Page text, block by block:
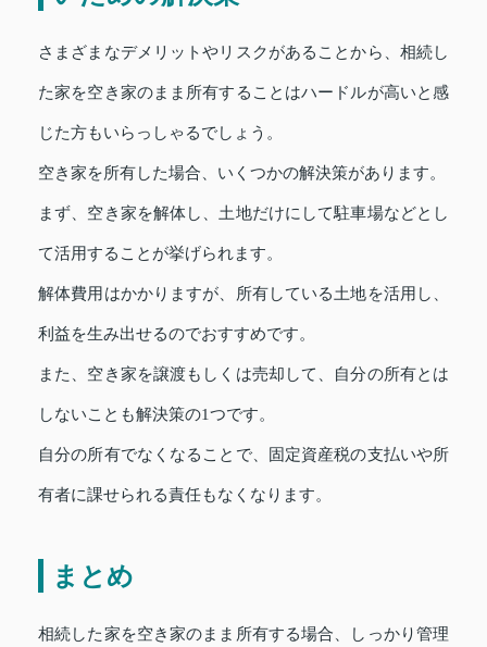
さまざまなデメリットやリスクがあることから、相続し
た家を空き家のまま所有することはハードルが高いと感
じた方もいらっしゃるでしょう。
空き家を所有した場合、いくつかの解決策があります。
まず、空き家を解体し、土地だけにして駐車場などとし
て活用することが挙げられます。
解体費用はかかりますが、所有している土地を活用し、
利益を生み出せるのでおすすめです。
また、空き家を譲渡もしくは売却して、自分の所有とは
しないことも解決策の1つです。
自分の所有でなくなることで、固定資産税の支払いや所
有者に課せられる責任もなくなります。
まとめ
相続した家を空き家のまま所有する場合、しっかり管理